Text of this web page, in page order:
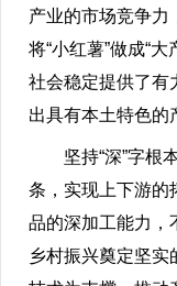
产业的市场竞争力
将“小红薯”做成“
社会稳定提供了有
出具有本土特色的
坚持“深”字根
条，实现上下游的
品的深加工能力，
乡村振兴奠定坚实